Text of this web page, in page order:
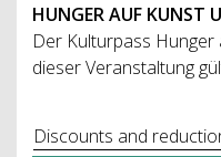
HUNGER AUF KUNST
Der Kulturpass
dieser Veranstaltung
Discounts and